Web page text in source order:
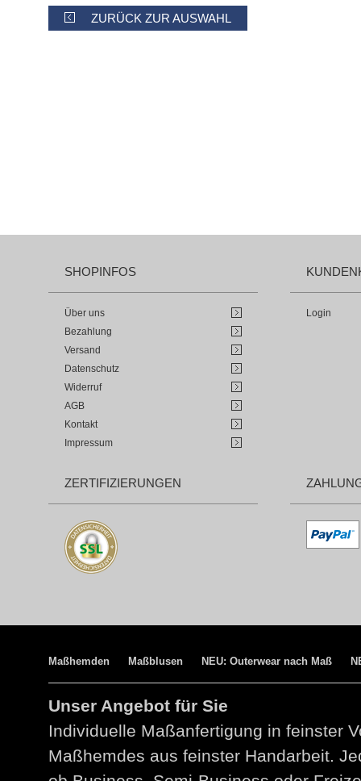
ZURÜCK ZUR AUSWAHL
SHOPINFOS
Über uns
Bezahlung
Versand
Datenschutz
Widerruf
AGB
Kontakt
Impressum
Login
ZERTIFIZIERUNGEN
Maßhemden Maßblusen NEU: Outerwear nach Maß
Unser Angebot für Sie
Individuelle Maßanfertigung in feinster
Maßhemdes aus feinster Handarbeit.